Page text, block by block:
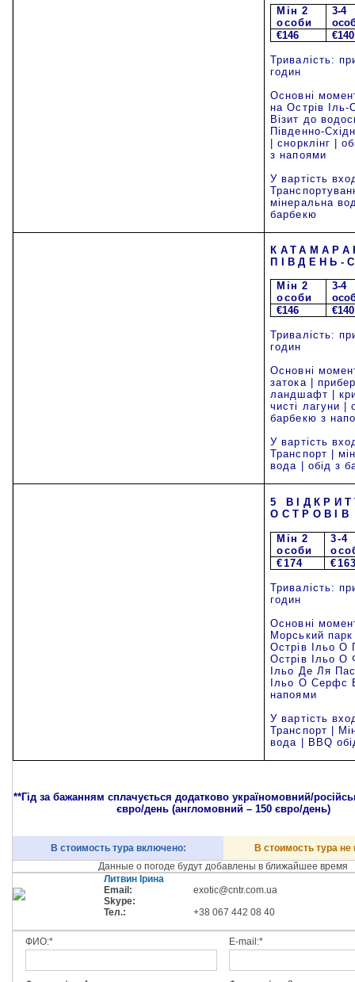
Miн 2
особи
3-4
€146
€140
Тривалість:
годин
Основні
на Острів
Візит до
Південно-
| снорклінг |
з напоями
У вартість
мінеральна
барбекю
ПІВДЕНЬ-
Miн 2
особи
3-4
€146
€140
Тривалість:
годин
Основні
затока |
ландшафт |
чисті лагуни |
барбекю з
У вартість
Транспорт |
вода | обід з
5
ОСТРОВІВ
Miн 2
особи
3-4
€174
Тривалість:
годин
Основні
Морський
Острів Ільо О
Острів Ільо О
Ільо Де Ля
Ільо О Серфс
напоями
У вартість
Транспорт |
вода | BBQ
**Гід за бажанням сплачується додатково україномовний/
євро/день (англомовний – 150 євро/день)
В стоимость тура включено:
В стоимость тура
Данные о погоде будут добавлены в ближайшее время
Литвин Ірина
Email:
exotic@cntr.com.ua
Skype:
Тел.:
+38 067 442 08 40
ФИО:* E-mail:*